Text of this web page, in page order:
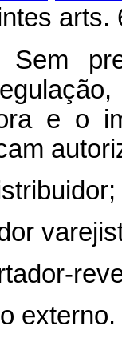
arts.
Sem
e o
externo.